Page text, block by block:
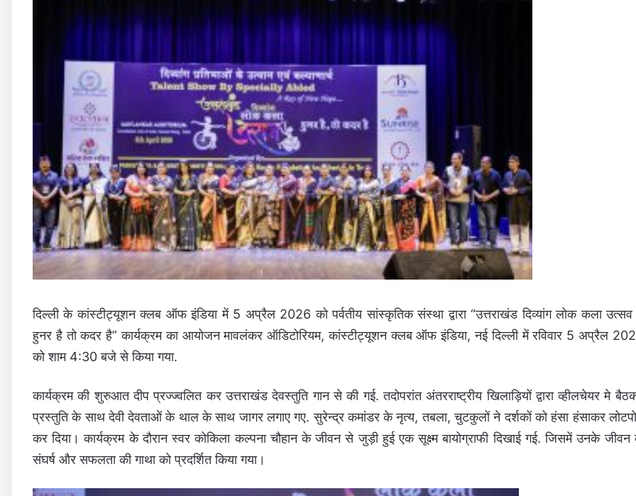
दिल्ली के कांस्टीट्यूशन क्लब ऑफ इंडिया में 5 अप्रैल 2026 को पर्वतीय सांस्कृतिक संस्था द्वारा “उत्तराखंड दिव्यांग लोक कला
हुनर है तो कदर है” कार्यक्रम का आयोजन मावलंकर ऑडिटोरियम, कांस्टीट्यूशन क्लब ऑफ इंडिया, नई दिल्ली में रविवार 5 अप्रैल
को शाम 4:30 बजे से किया गया.
कार्यक्रम की शुरुआत दीप प्रज्ज्वलित कर उत्तराखंड देवस्तुति गान से की गई. तदोपरांत अंतरराष्ट्रीय खिलाड़ियों द्वारा व्हीलचेयर मे
प्रस्तुति के साथ देवी देवताओं के थाल के साथ जागर लगाए गए. सुरेन्द्र कमांडर के नृत्य, तबला, चुटकुलों ने दर्शकों को हंसा हंसाकर
कर दिया। कार्यक्रम के दौरान स्वर कोकिला कल्पना चौहान के जीवन से जुड़ी हुई एक सूक्ष्म बायोग्राफी दिखाई गई. जिसमें उनके
संघर्ष और सफलता की गाथा को प्रदर्शित किया गया।